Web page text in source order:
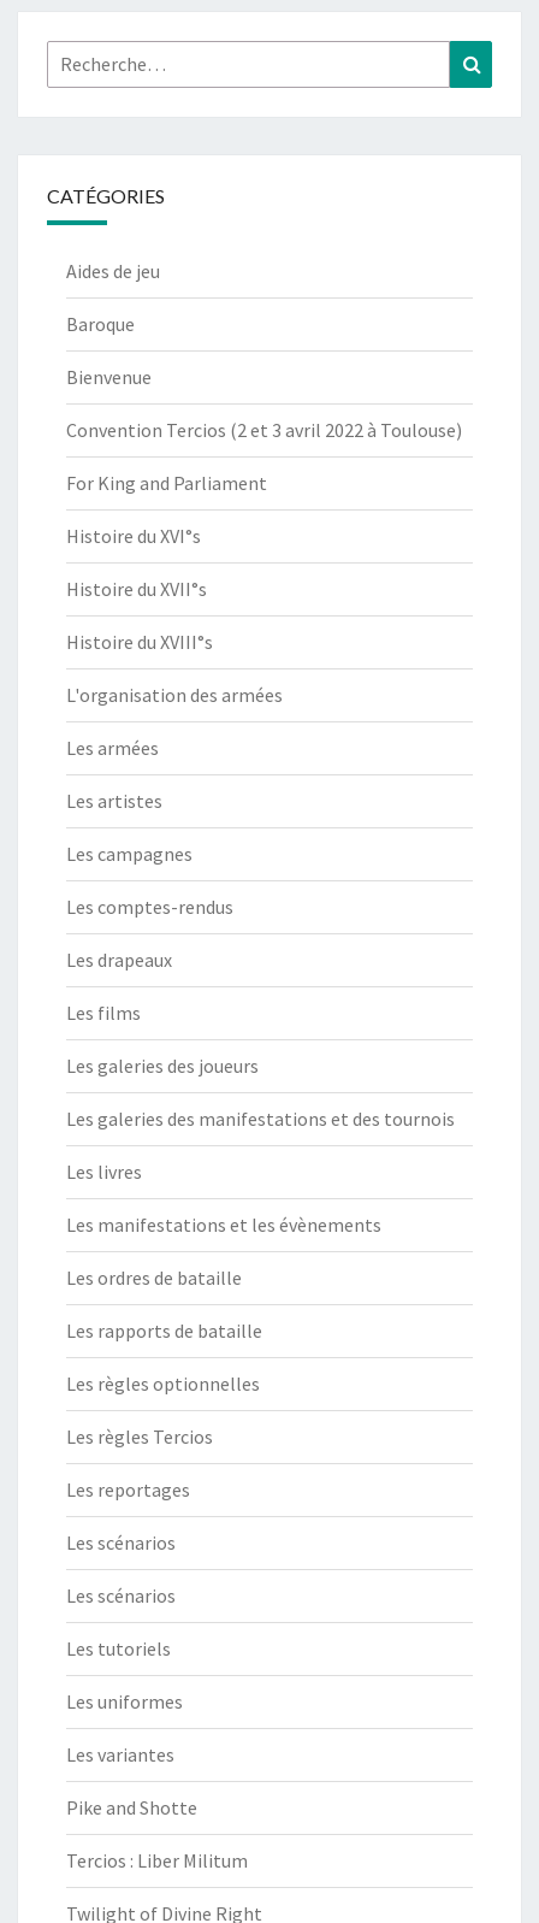
Rechercher :
CATÉGORIES
Aides de jeu
Baroque
Bienvenue
Convention Tercios (2 et 3 avril 2022 à Toulouse)
For King and Parliament
Histoire du XVI°s
Histoire du XVII°s
Histoire du XVIII°s
L'organisation des armées
Les armées
Les artistes
Les campagnes
Les comptes-rendus
Les drapeaux
Les films
Les galeries des joueurs
Les galeries des manifestations et des tournois
Les livres
Les manifestations et les évènements
Les ordres de bataille
Les rapports de bataille
Les règles optionnelles
Les règles Tercios
Les reportages
Les scénarios
Les scénarios
Les tutoriels
Les uniformes
Les variantes
Pike and Shotte
Tercios : Liber Militum
Twilight of Divine Right